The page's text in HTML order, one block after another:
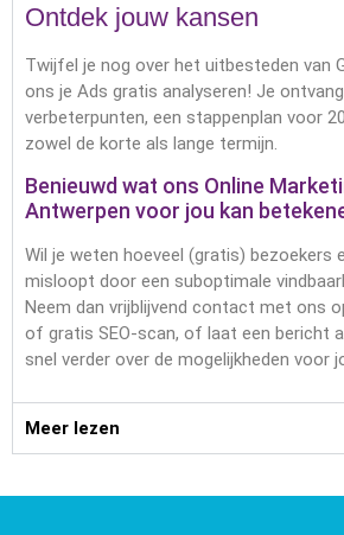
Ontdek jouw kansen
Twijfel je nog over het uitbesteden van
ons je Ads gratis analyseren! Je
verbeterpunten, een stappenplan voor
zowel de korte als lange termijn.
Benieuwd wat ons Online
Antwerpen voor jou kan
Wil je weten hoeveel (gratis) bezoekers
misloopt door een suboptimale
Neem dan vrijblijvend contact met ons
of gratis SEO-scan, of laat een bericht
snel verder over de mogelijkheden voor
Meer lezen